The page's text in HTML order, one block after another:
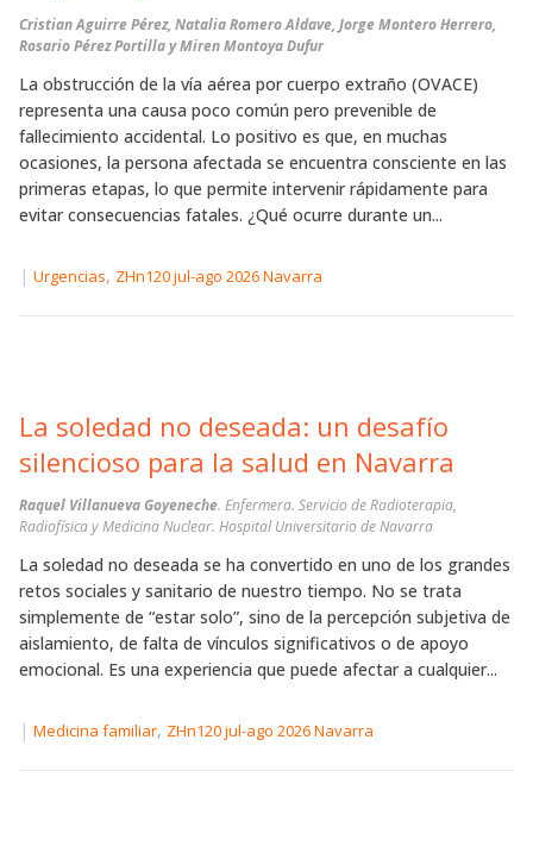
Cristian Aguirre Pérez, Natalia Romero Aldave, Jorge Montero Herrero,
Rosario Pérez Portilla y Miren Montoya Dufur
La obstrucción de la vía aérea por cuerpo extraño (OVACE)
representa una causa poco común pero prevenible de
fallecimiento accidental. Lo positivo es que, en muchas
ocasiones, la persona afectada se encuentra consciente en las
primeras etapas, lo que permite intervenir rápidamente para
evitar consecuencias fatales. ¿Qué ocurre durante un...
| Urgencias, ZHn120 jul-ago 2026 Navarra
La soledad no deseada: un desafío
silencioso para la salud en Navarra
Raquel Villanueva Goyeneche. Enfermera. Servicio de Radioterapia,
Radiofísica y Medicina Nuclear. Hospital Universitario de Navarra
La soledad no deseada se ha convertido en uno de los grandes
retos sociales y sanitario de nuestro tiempo. No se trata
simplemente de “estar solo”, sino de la percepción subjetiva de
aislamiento, de falta de vínculos significativos o de apoyo
emocional. Es una experiencia que puede afectar a cualquier...
| Medicina familiar, ZHn120 jul-ago 2026 Navarra